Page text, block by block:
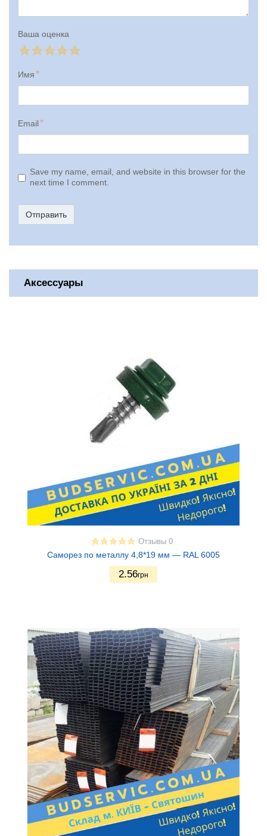
Ваша оценка
Имя
Email
Save my name, email, and website in this browser for the
next time I comment.
Отправить
Аксессуары
Отзывы 0
Саморез по металлу 4,8*19 мм — RAL 6005
2.56грн